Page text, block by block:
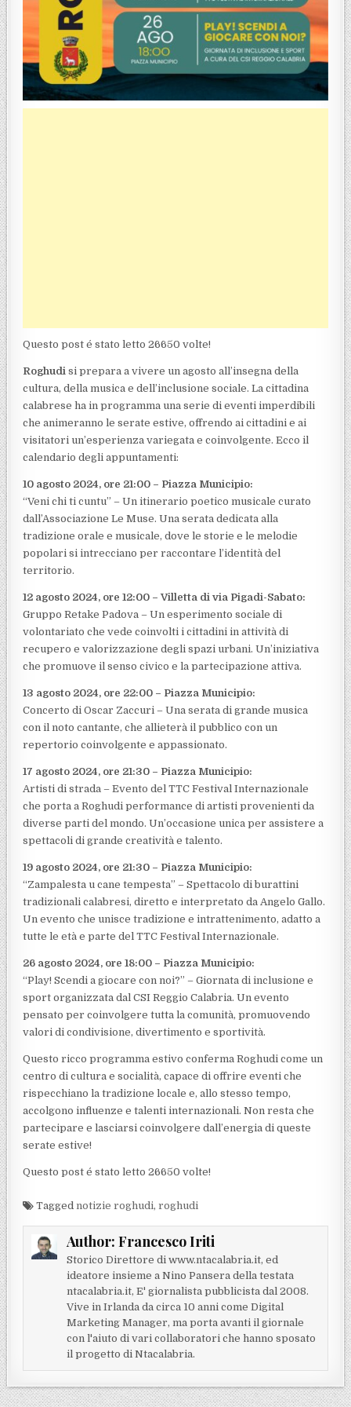
Questo post é stato letto 26650 volte!
Roghudi si prepara a vivere un agosto all’insegna della
cultura, della musica e dell’inclusione sociale. La cittadina
calabrese ha in programma una serie di eventi imperdibili
che animeranno le serate estive, offrendo ai cittadini e ai
visitatori un’esperienza variegata e coinvolgente. Ecco il
calendario degli appuntamenti:
10 agosto 2024, ore 21:00 – Piazza Municipio:
“Veni chi ti cuntu” – Un itinerario poetico musicale curato
dall’Associazione Le Muse. Una serata dedicata alla
tradizione orale e musicale, dove le storie e le melodie
popolari si intrecciano per raccontare l’identità del
territorio.
12 agosto 2024, ore 12:00 – Villetta di via Pigadi-Sabato:
Gruppo Retake Padova – Un esperimento sociale di
volontariato che vede coinvolti i cittadini in attività di
recupero e valorizzazione degli spazi urbani. Un’iniziativa
che promuove il senso civico e la partecipazione attiva.
13 agosto 2024, ore 22:00 – Piazza Municipio:
Concerto di Oscar Zaccuri – Una serata di grande musica
con il noto cantante, che allieterà il pubblico con un
repertorio coinvolgente e appassionato.
17 agosto 2024, ore 21:30 – Piazza Municipio:
Artisti di strada – Evento del TTC Festival Internazionale
che porta a Roghudi performance di artisti provenienti da
diverse parti del mondo. Un’occasione unica per assistere a
spettacoli di grande creatività e talento.
19 agosto 2024, ore 21:30 – Piazza Municipio:
“Zampalesta u cane tempesta” – Spettacolo di burattini
tradizionali calabresi, diretto e interpretato da Angelo Gallo.
Un evento che unisce tradizione e intrattenimento, adatto a
tutte le età e parte del TTC Festival Internazionale.
26 agosto 2024, ore 18:00 – Piazza Municipio:
“Play! Scendi a giocare con noi?” – Giornata di inclusione e
sport organizzata dal CSI Reggio Calabria. Un evento
pensato per coinvolgere tutta la comunità, promuovendo
valori di condivisione, divertimento e sportività.
Questo ricco programma estivo conferma Roghudi come un
centro di cultura e socialità, capace di offrire eventi che
rispecchiano la tradizione locale e, allo stesso tempo,
accolgono influenze e talenti internazionali. Non resta che
partecipare e lasciarsi coinvolgere dall’energia di queste
serate estive!
Questo post é stato letto 26650 volte!
Taggednotizie roghudi,roghudi
Author: Francesco Iriti
Storico Direttore di www.ntacalabria.it, ed
ideatore insieme a Nino Pansera della testata
ntacalabria.it, E' giornalista pubblicista dal 2008.
Vive in Irlanda da circa 10 anni come Digital
Marketing Manager, ma porta avanti il giornale
con l'aiuto di vari collaboratori che hanno sposato
il progetto di Ntacalabria.